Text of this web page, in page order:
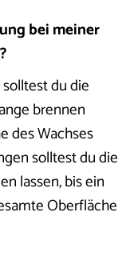
bei meiner
du die
brennen
des Wachses
solltest du die
lassen, bis ein
Oberfläche